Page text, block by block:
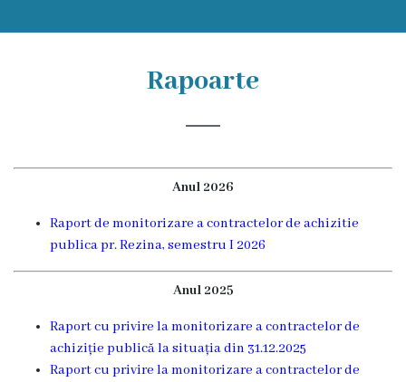
de
audiență
Primarul
Aparatul
Rapoarte
Anul 2026
Raport de monitorizare a contractelor de achizitie
publica pr. Rezina, semestru I 2026
Anul 2025
Raport cu privire la monitorizare a contractelor de
achiziție publică la situația din 31.12.2025
Raport cu privire la monitorizare a contractelor de